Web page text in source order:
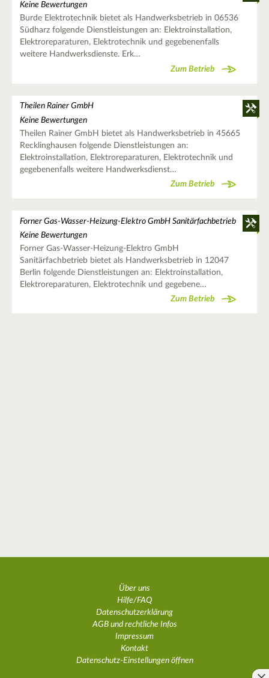
Keine Bewertungen
Burde Elektrotechnik bietet als Handwerksbetrieb in 06536
Südharz folgende Dienstleistungen an: Elektroinstallation,
Elektroreparaturen, Elektrotechnik und gegebenenfalls
weitere Handwerksdienste. Erk…
Zum Betrieb
Theilen Rainer GmbH
Keine Bewertungen
Theilen Rainer GmbH bietet als Handwerksbetrieb in 45665
Recklinghausen folgende Dienstleistungen an:
Elektroinstallation, Elektroreparaturen, Elektrotechnik und
gegebenenfalls weitere Handwerksdienst…
Zum Betrieb
Forner Gas-Wasser-Heizung-Elektro GmbH Sanitärfachbetrieb
Keine Bewertungen
Forner Gas-Wasser-Heizung-Elektro GmbH
Sanitärfachbetrieb bietet als Handwerksbetrieb in 12047
Berlin folgende Dienstleistungen an: Elektroinstallation,
Elektroreparaturen, Elektrotechnik und gegebene…
Zum Betrieb
Über uns
Hilfe/FAQ
Datenschutzerklärung
AGB und rechtliche Infos
Impressum
Kontakt
Datenschutz-Einstellungen öffnen